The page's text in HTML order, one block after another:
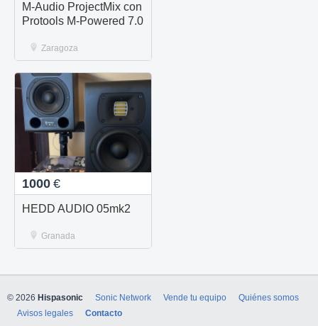
M-Audio ProjectMix con
Protools M-Powered 7.0
Zaragoza
1000 €
HEDD AUDIO 05mk2
Granada
© 2026 Hispasonic Sonic Network Vende tu equipo
Quiénes somos
Avisos legales
Contacto